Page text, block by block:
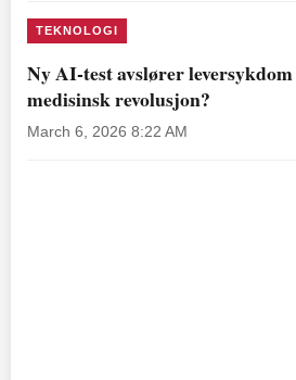
TEKNOLOGI
Ny AI-test avslører
medisinsk revolusjon?
March 6, 2026 8:22 AM